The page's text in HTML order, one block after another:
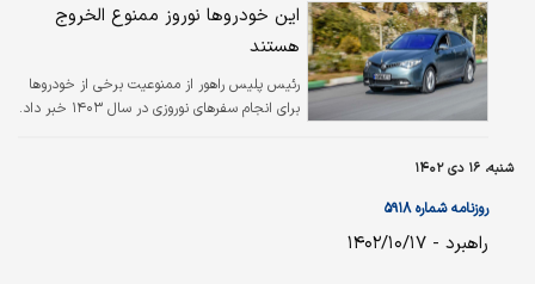
این خودروها نوروز ممنوع الخروج
هستند
رئیس پلیس راهور از ممنوعیت برخی از خودروها
برای انجام سفرهای نوروزی در سال ۱۴۰۳ خبر داد.
شنبه، ۱۶ دی ۱۴۰۲
روزنامه شماره ۵۹۱۸
راهبرد - ۱۴۰۲/۱۰/۱۷